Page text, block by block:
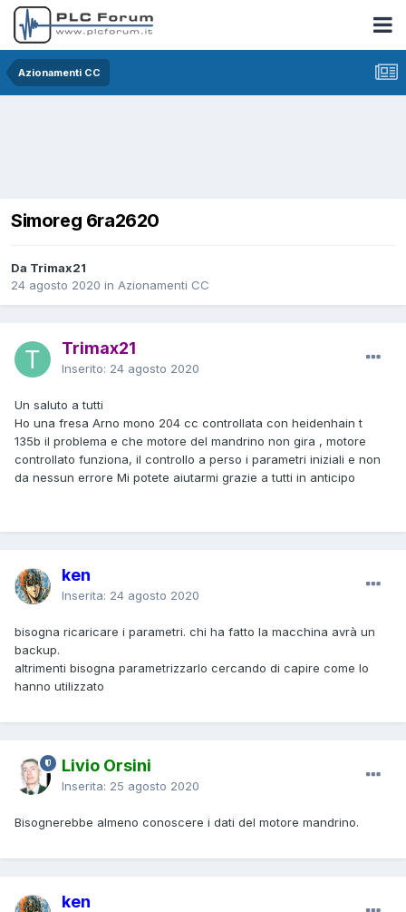
Azionamenti CC
Simoreg 6ra2620
Da Trimax21
24 agosto 2020 in Azionamenti CC
Trimax21
Inserito: 24 agosto 2020
Un saluto a tutti
Ho una fresa Arno mono 204 cc controllata con heidenhain t
135b il problema e che motore del mandrino non gira , motore
controllato funziona, il controllo a perso i parametri iniziali e non
da nessun errore Mi potete aiutarmi grazie a tutti in anticipo
ken
Inserita: 24 agosto 2020
bisogna ricaricare i parametri. chi ha fatto la macchina avrà un
backup.
altrimenti bisogna parametrizzarlo cercando di capire come lo
hanno utilizzato
Livio Orsini
Inserita: 25 agosto 2020
Bisognerebbe almeno conoscere i dati del motore mandrino.
ken